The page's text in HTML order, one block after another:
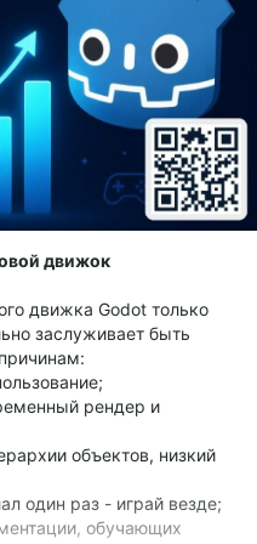
движок
движка Godot только
заслуживает быть
рендер и
объектов, низкий
один раз - играй везде;
обучающих